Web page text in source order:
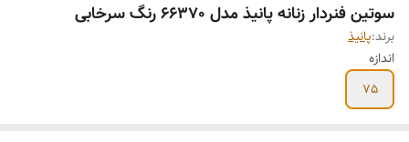
سوتین فنردار زنانه پانیذ مدل 66370 رنگ سرخابی
برند:پانیذ
اندازه
75